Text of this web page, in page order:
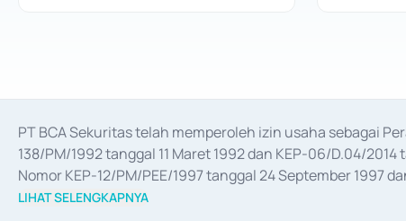
PT BCA Sekuritas telah memperoleh izin usaha sebagai
138/PM/1992 tanggal 11 Maret 1992 dan KEP-06/D.04/
Nomor KEP-12/PM/PEE/1997 tanggal 24 September 1997
merger, akuisisi, divestasi, dan
LIHAT SELENGKAPNYA